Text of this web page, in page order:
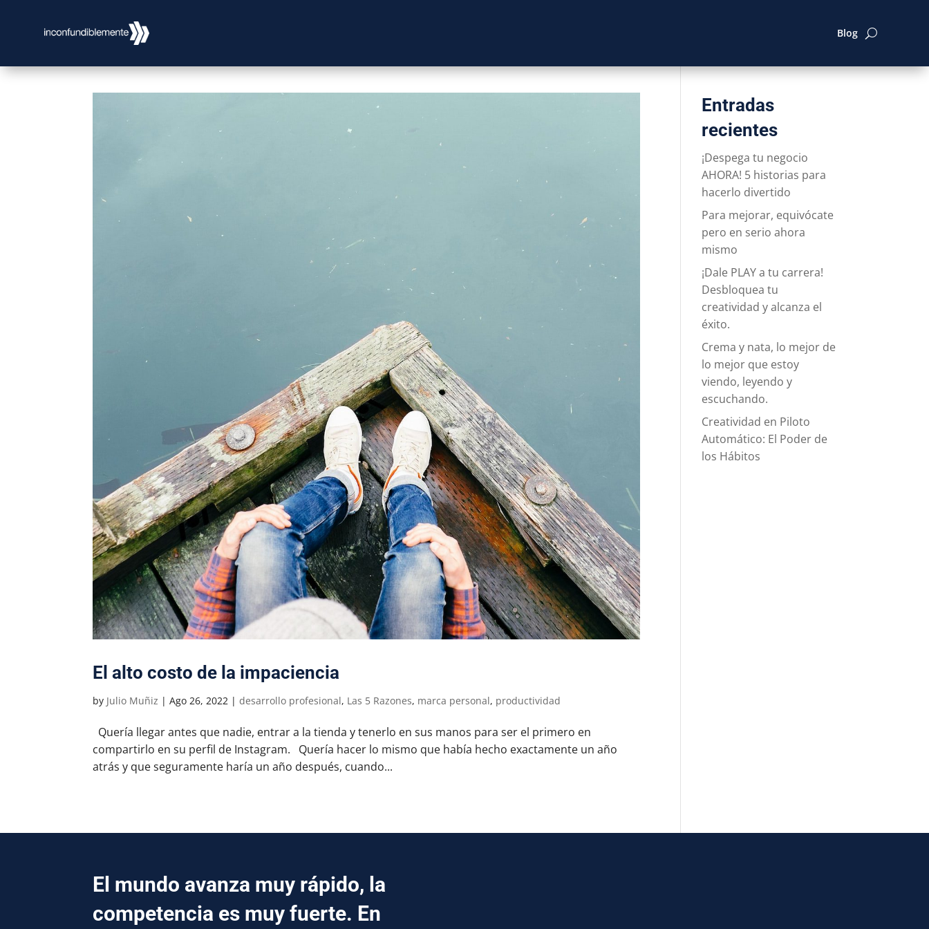
Blog
El alto costo de la impaciencia
by Julio Muñiz |Ago 26, 2022 |desarrollo profesional, Las 5 Razones, marca personal, productividad
Quería llegar antes que nadie, entrar a la tienda y tenerlo en sus manos para ser el primero en
compartirlo en su perfil de Instagram. Quería hacer lo mismo que había hecho exactamente un año
atrás y que seguramente haría un año después, cuando...
Entradas
recientes
¡Despega tu negocio
AHORA! 5 historias para
hacerlo divertido
Para mejorar, equivócate
pero en serio ahora
mismo
¡Dale PLAY a tu carrera!
Desbloquea tu
creatividad y alcanza el
éxito.
Crema y nata, lo mejor de
lo mejor que estoy
viendo, leyendo y
escuchando.
Creatividad en Piloto
Automático: El Poder de
los Hábitos
El mundo avanza muy rápido, la
competencia es muy fuerte. En